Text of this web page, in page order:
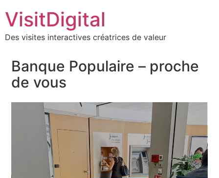
VisitDigital
Des visites interactives créatrices de valeur
Banque Populaire – proche
de vous